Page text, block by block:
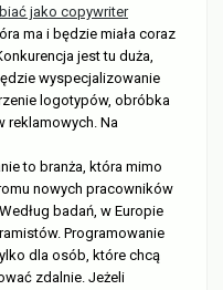
jako copywriter
ma i będzie miała coraz
jest tu duża,
wyspecjalizowanie
logotypów, obróbka
reklamowych. Na
to branża, która mimo
nowych pracowników
badań, w Europie
Programowanie
dla osób, które chcą
zdalnie. Jeżeli